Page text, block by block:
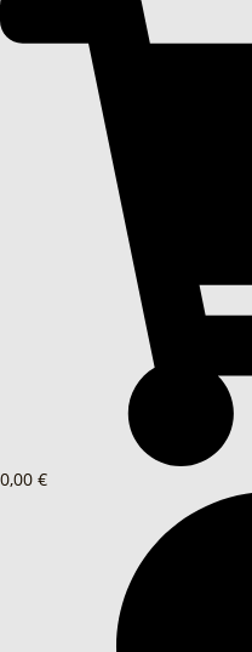
0,00 €